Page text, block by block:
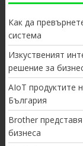
Как да
система
Изкуственият
решение за
AIoT продуктите
България
Brother
бизнеса